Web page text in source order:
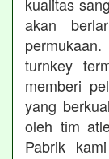
kualitas
akan
turnkey
memberi
yang
oleh tim
Pabrik